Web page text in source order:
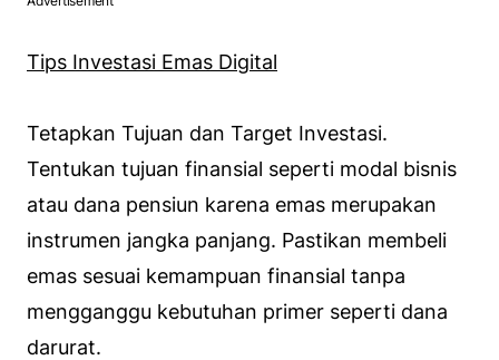
Tips Investasi Emas Digital
Tetapkan Tujuan dan Target Investasi.
Tentukan tujuan finansial seperti modal bisnis
atau dana pensiun karena emas merupakan
instrumen jangka panjang. Pastikan membeli
emas sesuai kemampuan finansial tanpa
mengganggu kebutuhan primer seperti dana
darurat.